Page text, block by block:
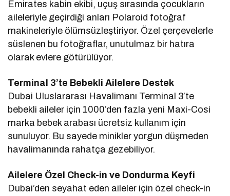
Emirates kabin ekibi, uçuş sırasında çocukların
aileleriyle geçirdiği anları Polaroid fotoğraf
makineleriyle ölümsüzleştiriyor. Özel çerçevelerle
süslenen bu fotoğraflar, unutulmaz bir hatıra
olarak evlere götürülüyor.
Terminal 3’te Bebekli Ailelere Destek
Dubai Uluslararası Havalimanı Terminal 3’te
bebekli aileler için 1000’den fazla yeni Maxi-Cosi
marka bebek arabası ücretsiz kullanım için
sunuluyor. Bu sayede minikler yorgun düşmeden
havalimanında rahatça gezebiliyor.
Ailelere Özel Check-in ve Dondurma Keyfi
Dubai’den seyahat eden aileler için özel check-in